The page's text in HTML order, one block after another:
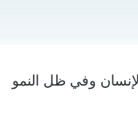
وصحة الإنسان وفي ظل النمو